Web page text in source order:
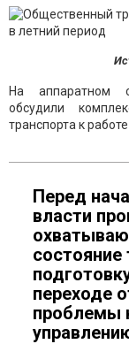
На аппаратном
обсудили
транспорта к
Перед
власти
состояние
переходе
проблемы